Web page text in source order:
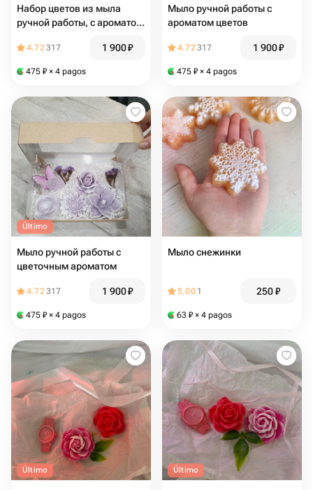
Набор цветов из мыла
ручной работы, с ароматом
4.72317 1 900₽
475 ₽ × 4 pagos
Мыло ручной работы с
ароматом цветов
4.72317 1 900₽
475 ₽ × 4 pagos
Último
Мыло ручной работы с
цветочным ароматом
4.72317 1 900₽
475 ₽ × 4 pagos
Мыло снежинки
5.00 1 250₽
63 ₽ × 4 pagos
Último Último